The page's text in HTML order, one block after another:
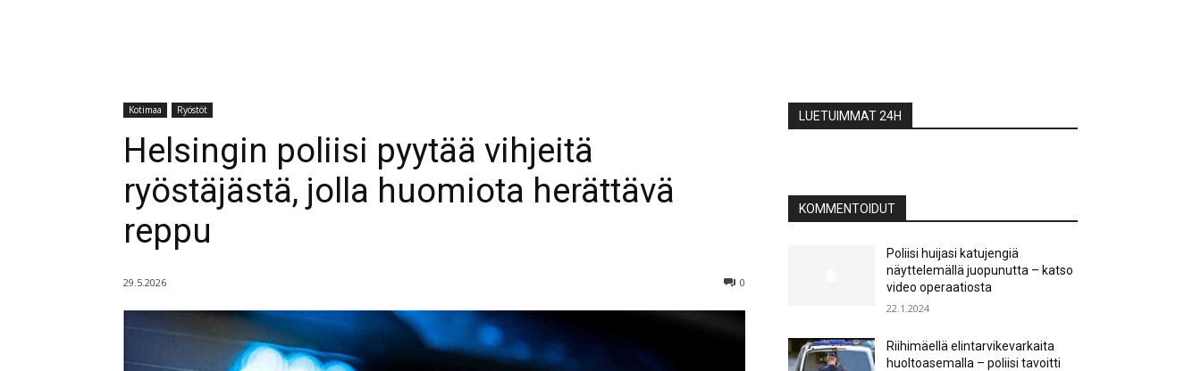
Kotimaa Ryöstöt
Helsingin poliisi pyytää vihjeitä
ryöstäjästä, jolla huomiota herättävä
reppu
29.5.2026 0
LUETUIMMAT 24H
KOMMENTOIDUT
Poliisi huijasi katujengiä
näyttelemällä juopunutta – katso
video operaatiosta
22.1.2024
Riihimäellä elintarvikevarkaita
huoltoasemalla – poliisi tavoitti